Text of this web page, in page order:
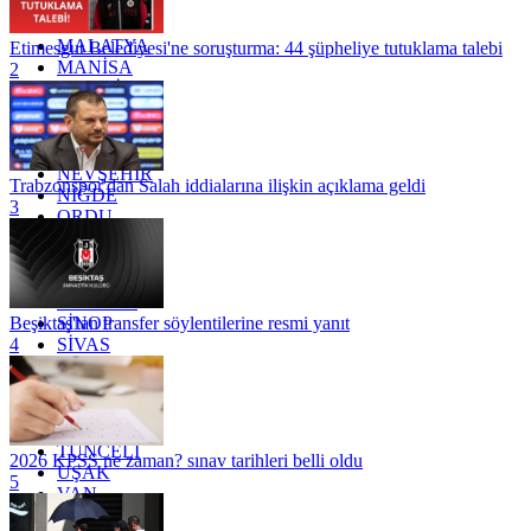
KİLİS
MALATYA
MANİSA
MARDİN
MERSİN
MUĞLA
MUŞ
NEVŞEHİR
NİĞDE
ORDU
OSMANİYE
RİZE
SAKARYA
SİNOP
SİVAS
SİİRT
TEKİRDAĞ
TOKAT
TRABZON
TUNCELİ
UŞAK
VAN
YALOVA
Etimesgut Belediyesi'ne soruşturma: 44 şüpheliye tutuklama talebi
2
Trabzonspor'dan Salah iddialarına ilişkin açıklama geldi
3
Beşiktaş'tan transfer söylentilerine resmi yanıt
4
2026 KPSS ne zaman? sınav tarihleri belli oldu
5